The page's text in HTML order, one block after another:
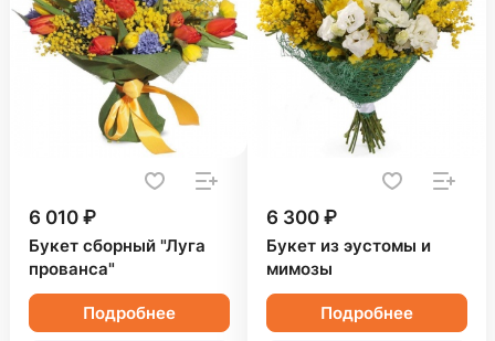
6 010 ₽
Букет сборный "Луга
прованса"
Подробнее
6 300 ₽
Букет из эустомы и
мимозы
Подробнее